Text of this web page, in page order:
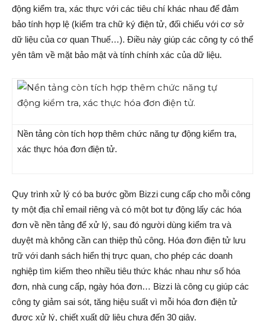
động kiểm tra, xác thực với các tiêu chí khác nhau để đảm
bảo tính hợp lệ (kiểm tra chữ ký điện tử, đối chiếu với cơ sở
dữ liệu của cơ quan Thuế…). Điều này giúp các công ty có thể
yên tâm về mặt bảo mật và tính chính xác của dữ liệu.
Nền tảng còn tích hợp thêm chức năng tự động kiểm tra,
xác thực hóa đơn điện tử.
Quy trình xử lý có ba bước gồm Bizzi cung cấp cho mỗi công
ty một địa chỉ email riêng và có một bot tự động lấy các hóa
đơn về nền tảng để xử lý, sau đó người dùng kiểm tra và
duyệt mà không cần can thiệp thủ công. Hóa đơn điện tử lưu
trữ với danh sách hiển thị trực quan, cho phép các doanh
nghiệp tìm kiếm theo nhiều tiêu thức khác nhau như số hóa
đơn, nhà cung cấp, ngày hóa đơn… Bizzi là công cụ giúp các
công ty giảm sai sót, tăng hiệu suất vì mỗi hóa đơn điện tử
được xử lý, chiết xuất dữ liệu chưa đến 30 giây.